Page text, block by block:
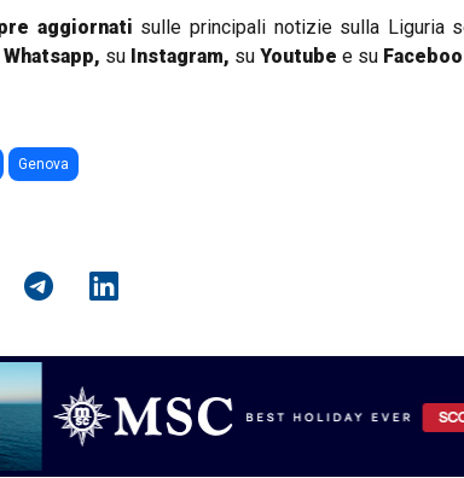
aggiornati sulle principali notizie sulla Liguria
Whatsapp, su Instagram, su Youtube e su
Genova